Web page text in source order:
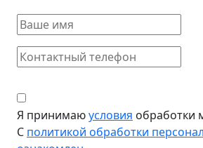
Я принимаюусловия обработки
С политикой обработки